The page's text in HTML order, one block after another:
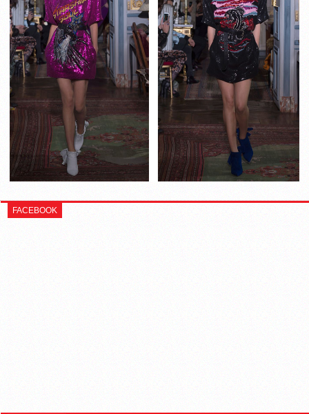
FACEBOOK